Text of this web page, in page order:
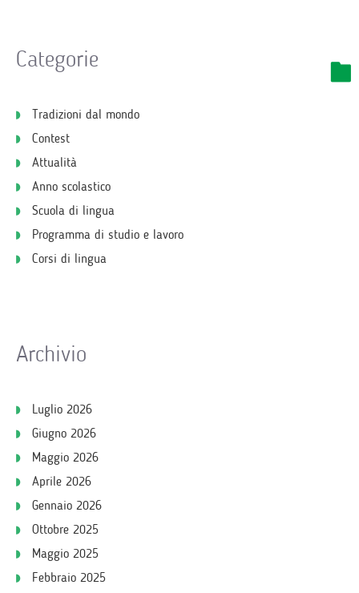
Categorie
Tradizioni dal mondo
Contest
Attualità
Anno scolastico
Scuola di lingua
Programma di studio e lavoro
Corsi di lingua
Archivio
Luglio 2026
Giugno 2026
Maggio 2026
Aprile 2026
Gennaio 2026
Ottobre 2025
Maggio 2025
Febbraio 2025